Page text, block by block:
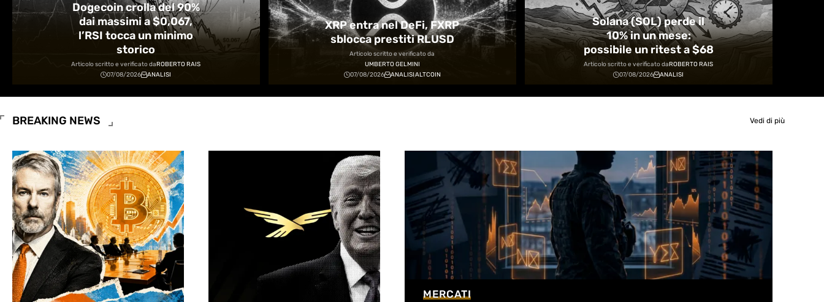
Dogecoin crolla del 90%
dai massimi a $0,067,
l’RSI tocca un minimo
storico
Articolo scritto e verificato daROBERTO RAIS
07/08/2026
ANALISI
XRP entra nel DeFi, FXRP
sblocca prestiti RLUSD
Articolo scritto e verificato da
UMBERTO GELMINI
07/08/2026
ANALISI ALTCOIN
Solana (SOL) perde il
10% in un mese:
possibile un ritest a $68
Articolo scritto e verificato daROBERTO RAIS
07/08/2026
ANALISI
BREAKING NEWS Vedi di più
MERCATI